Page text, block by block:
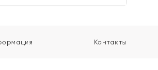
Контакты